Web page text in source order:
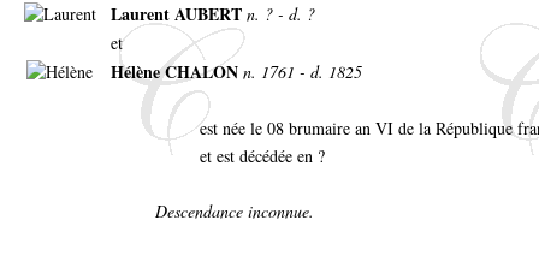
Laurent AUBERT n. ? - d. ?
et
Hélène CHALON n. 1761 - d. 1825
est née le 08 brumaire an VI de la République
et est décédée en ?
Descendance inconnue.